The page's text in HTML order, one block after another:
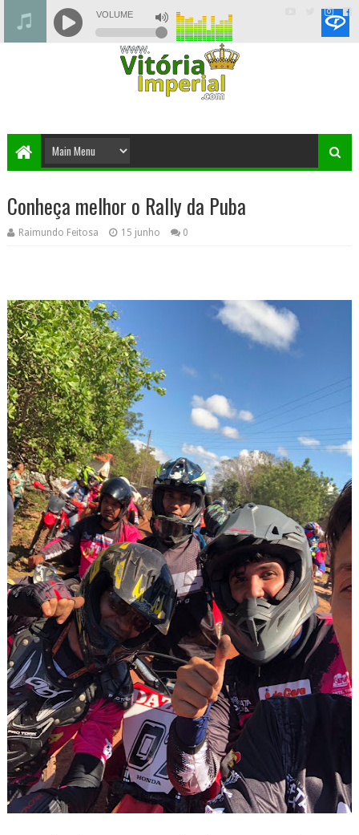
Conheça melhor o Rally da Puba
Raimundo Feitosa 15 junho 0